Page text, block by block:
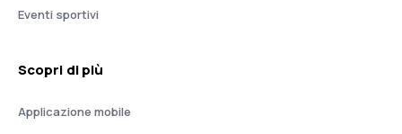
Eventi sportivi
Scopri di più
Applicazione mobile